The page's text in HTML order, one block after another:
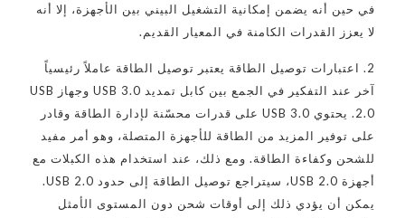
في حين أنه يضمن إمكانية التشغيل البيني بين الأجهزة، إلا أنه
لا يعزز القدرات الكامنة في المعيار القديم.
2. اعتبارات توصيل الطاقة يعتبر توصيل الطاقة عاملاً رئيسياً
آخر عند التفكير في الجمع بين كابل تمديد USB 3.0 وجهاز USB
2.0. يحتوي USB 3.0 على قدرات محسّنة لإدارة الطاقة وقادر
على توفير المزيد من الطاقة للأجهزة المتصلة، وهو أمر مفيد
للشحن وكفاءة الطاقة. ومع ذلك، عند استخدام هذه الكبلات مع
أجهزة USB 2.0، سيتراجع توصيل الطاقة إلى حدود USB 2.0.
يمكن أن يؤدي ذلك إلى أوقات شحن دون المستوى الأمثل